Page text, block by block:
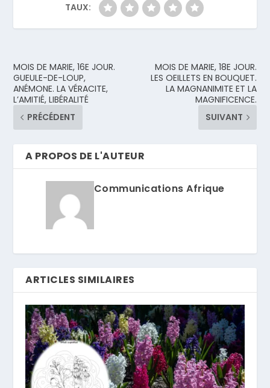
TAUX:
MOIS DE MARIE, 16E JOUR.
GUEULE-DE-LOUP,
ANÉMONE. LA VÉRACITE,
L’AMITIÉ, LIBÉRALITÉ
PRÉCÉDENT
MOIS DE MARIE, 18E JOUR.
LES OEILLETS EN BOUQUET.
LA MAGNANIMITE ET LA
MAGNIFICENCE.
SUIVANT
A PROPOS DE L'AUTEUR
Communications Afrique
ARTICLES SIMILAIRES